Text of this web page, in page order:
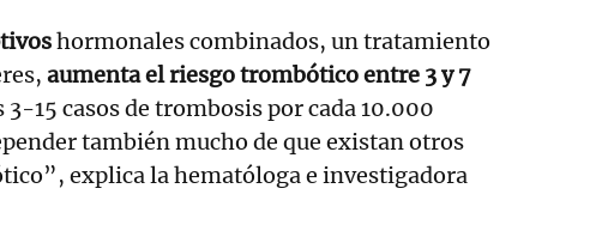
hormonales combinados, un tratamiento
aumenta el riesgo trombótico entre 3 y 7
3-15 casos de trombosis por cada 10.000
también mucho de que existan otros
explica la hematóloga e investigadora